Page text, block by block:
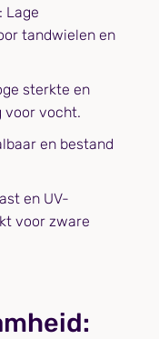
: Lage
tandwielen en
sterkte en
voor vocht.
en bestand
en UV-
voor zware